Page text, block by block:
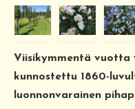
Viisikymmentä
kunnostettu 1860-
luonnonvarainen